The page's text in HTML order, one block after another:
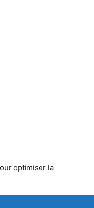
optimiser la